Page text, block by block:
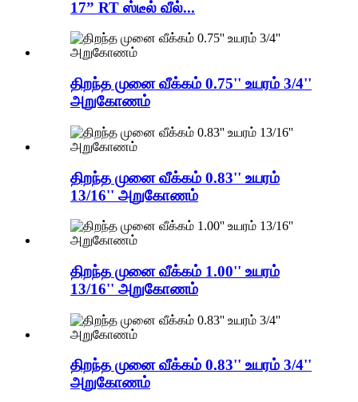
17” RT ஸ்டீல் வீல்...
திறந்த முனை வீக்கம் 0.75'' உயரம் 3/4''
அறுகோணம்
திறந்த முனை வீக்கம் 0.83'' உயரம்
13/16'' அறுகோணம்
திறந்த முனை வீக்கம் 1.00'' உயரம்
13/16'' அறுகோணம்
திறந்த முனை வீக்கம் 0.83'' உயரம் 3/4''
அறுகோணம்